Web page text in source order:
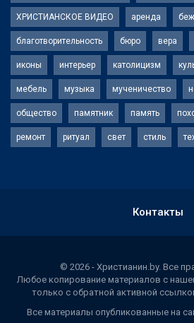
ХРИСТИАНСКОЕ ВИДЕО аренда
благотворительность бюро вера
иконы интерьер католицизм
мебель музыка мученичество
общество памятник память
ремонт ритуал свет стиль
Контакты
© 2026 - Христианин.by. Все
Любое копирование материалов с
только с обратной активной
Все материалы опубликованные на